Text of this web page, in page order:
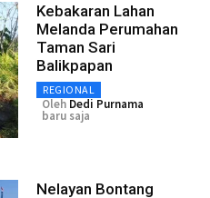
Kebakaran Lahan
Melanda Perumahan
Taman Sari
Balikpapan
REGIONAL
Oleh Dedi Purnama
baru saja
Nelayan Bontang